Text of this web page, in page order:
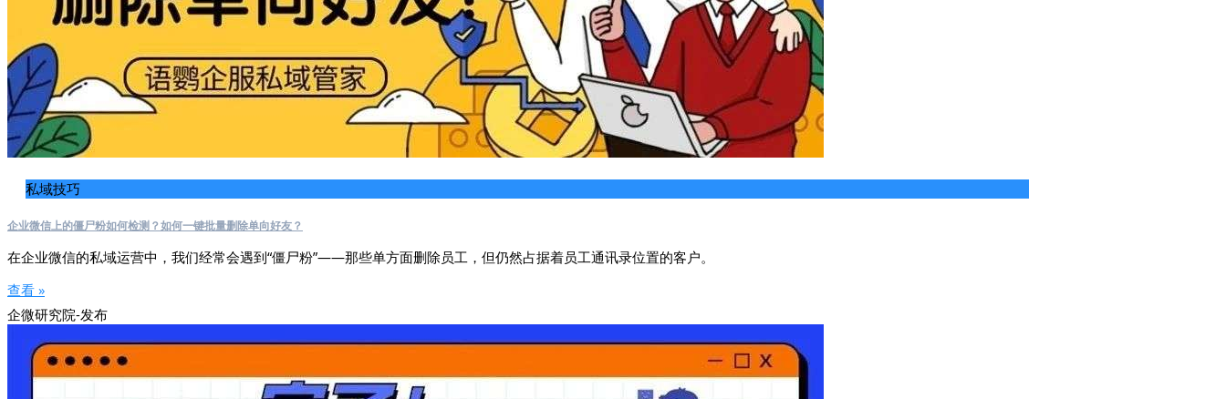
私域技巧
企业微信上的僵尸粉如何检测？如何一键批量删除单向好友？
在企业微信的私域运营中，我们经常会遇到“僵尸粉”——那些单方面删除员工，但仍然占据着员工通讯录位置的客户。
查看 »
企微研究院-发布